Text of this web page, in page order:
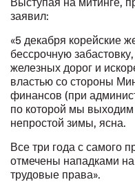
заявил:
«5 декабря корейские
бессрочную
железных дорог и
властью со стороны
финансов (при
по которой мы выходим
непростой зимы, ясна.
Все три года с самого
отмечены нападками
трудовые права».